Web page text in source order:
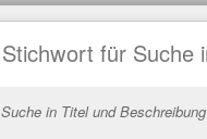
Suche in Titel und Beschreibung